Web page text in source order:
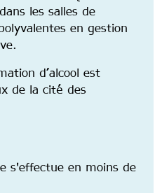
les salles de
en gestion
d’alcool est
de la cité des
s'effectue en moins de